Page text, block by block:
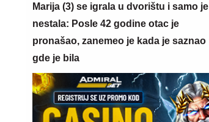
Marija (3) se igrala u dvorištu i samo je
nestala: Posle 42 godine otac je
pronašao, zanemeo je kada je saznao
gde je bila